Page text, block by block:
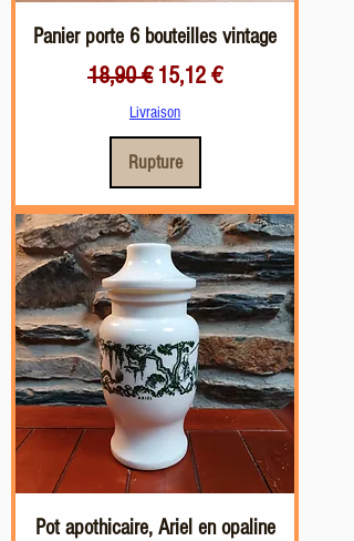
Panier porte 6 bouteilles vintage
Prix original
18,90 € Prix promotionnel
15,12 €
Livraison
Rupture
Pot apothicaire, Ariel en opaline